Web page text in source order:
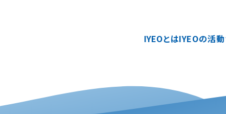
IYEOとはIYEOの活動